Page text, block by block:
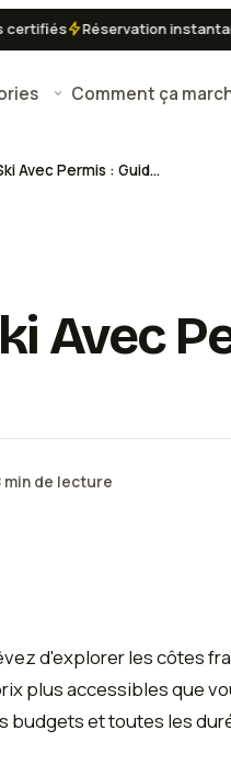
Réservation instantanée
Comment ça
Location Jet Ski Avec Permis : Guide Pratique Pour Louer à 70€/jour
Avec
min de lecture
d'explorer les côtes
plus accessibles que
budgets et toutes les